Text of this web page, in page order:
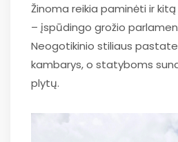
Žinoma reikia paminėti ir
– įspūdingo grožio
Neogotikinio stiliaus pastate
kambarys, o statyboms
plytų.